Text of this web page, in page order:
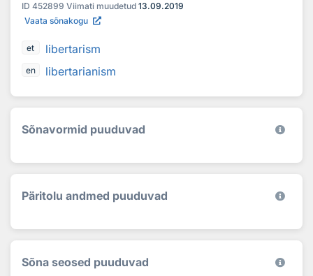
ID 452899 Viimati muudetud 13.09.2019
Vaata sõnakogu
et libertarism
en libertarianism
Sõnavormid puuduvad
Päritolu andmed puuduvad
Sõna seosed puuduvad